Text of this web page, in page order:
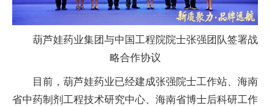
葫芦娃药业集团与中国工程院院士张强团队签署战
略合作协议
目前，葫芦娃药业已经建成张强院士工作站、海南
省中药制剂工程技术研究中心、海南省博士后科研工作